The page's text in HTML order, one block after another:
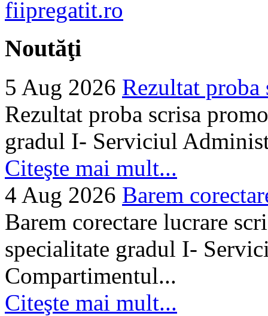
Noutăţi
5 Aug 2026 Rezultat proba
Rezultat proba scrisa
gradul I- Serviciul
Citeşte mai mult...
4 Aug 2026 Barem
Barem corectare lucrare
specialitate gradul I-
Compartimentul...
Citeşte mai mult...